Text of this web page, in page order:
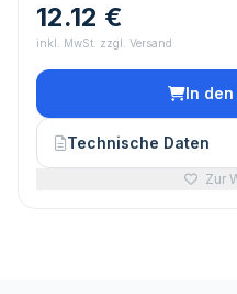
12.12 €
inkl. MwSt. zzgl. Versand
In
Technische Daten
Zur